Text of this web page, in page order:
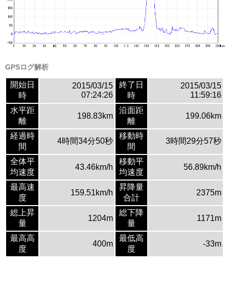
GPSログ解析
開始日
時
2015/03/15
07:24:26
終了日
時
2015/03/15
11:59:16
水平距
離
198.83km
沿面距
離
199.06km
経過時
間
4時間34分50秒
移動時
間
3時間29分57秒
全体平
均速度
43.46km/h
移動平
均速度
56.89km/h
最高速
度
159.51km/h
昇降量
合計
2375m
総上昇
量
1204m
総下降
量
1171m
最高高
度
400m
最低高
度
-33m